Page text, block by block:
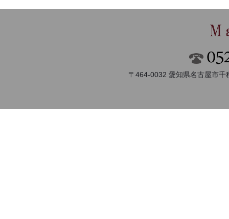
〒464-0032 愛知県名古屋市